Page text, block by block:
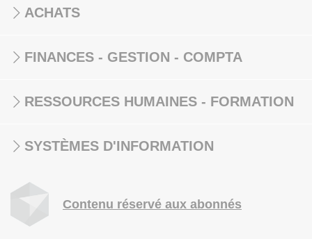
ACHATS
FINANCES - GESTION - COMPTA
RESSOURCES HUMAINES - FORMATION
SYSTÈMES D'INFORMATION
Contenu réservé aux abonnés